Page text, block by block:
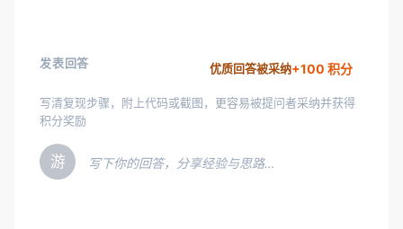
发表回答 优质回答被采纳+100 积分
写清复现步骤，附上代码或截图，更容易被提问者采纳并获得
积分奖励
游 写下你的回答，分享经验与思路…